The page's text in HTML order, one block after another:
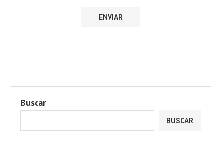
Buscar
BUSCAR